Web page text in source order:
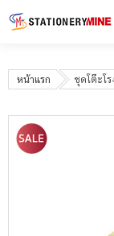
หน้าแรก ชุดโต๊ะโร